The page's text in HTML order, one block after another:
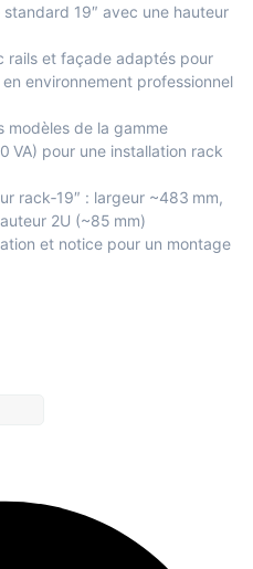
standard 19″ avec une hauteur
rails et façade adaptés pour
environnement professionnel
modèles de la gamme
VA) pour une installation rack
rack‑19″ : largeur ~483 mm,
2U (~85 mm)
et notice pour un montage